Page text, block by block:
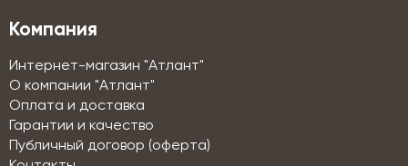
Компания
Интернет-магазин "Атлант"
О компании "Атлант"
Оплата и доставка
Гарантии и качество
Публичный договор (оферта)